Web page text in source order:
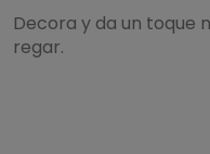
Decora y da un toque
regar.